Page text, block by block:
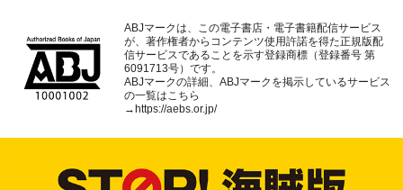
ABJマークは、この電子書店・電子書籍配信サービス
が、著作権者からコンテンツ使用許諾を得た正規版配
信サービスであることを示す登録商標（登録番号 第
6091713号）です。
ABJマークの詳細、ABJマークを掲示しているサービス
の一覧はこちら
→https://aebs.or.jp/